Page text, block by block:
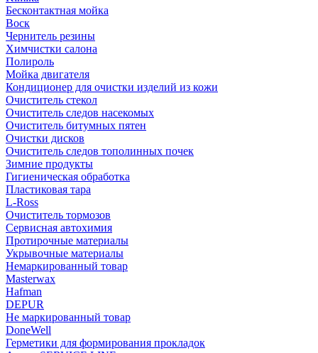
Бесконтактная мойка
Воск
Чернитель резины
Химчистки салона
Полироль
Мойка двигателя
Кондиционер для очистки изделий из кожи
Очиститель стекол
Очиститель следов насекомых
Очиститель битумных пятен
Очистки дисков
Очиститель следов тополинных почек
Зимние продукты
Гигиеническая обработка
Пластиковая тара
L-Ross
Очиститель тормозов
Сервисная автохимия
Протирочные материалы
Укрывочные материалы
Немаркированный товар
Masterwax
Hafman
DEPUR
Не маркированный товар
DoneWell
Герметики для формирования прокладок